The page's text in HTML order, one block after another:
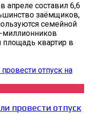
составил 6,6
заёмщиков,
семейной
миллионников
площадь квартир в
провести отпуск